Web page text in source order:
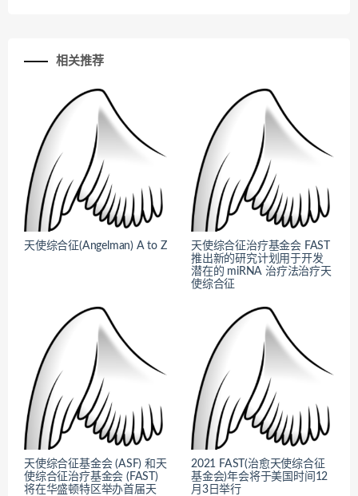
相关推荐
天使综合征(Angelman) A to Z
天使综合征治疗基金会 FAST
推出新的研究计划用于开发
潜在的 miRNA 治疗法治疗天
使综合征
天使综合征基金会 (ASF) 和天
使综合征治疗基金会 (FAST)
将在华盛顿特区举办首届天
2021 FAST(治愈天使综合征
基金会)年会将于美国时间12
月3日举行